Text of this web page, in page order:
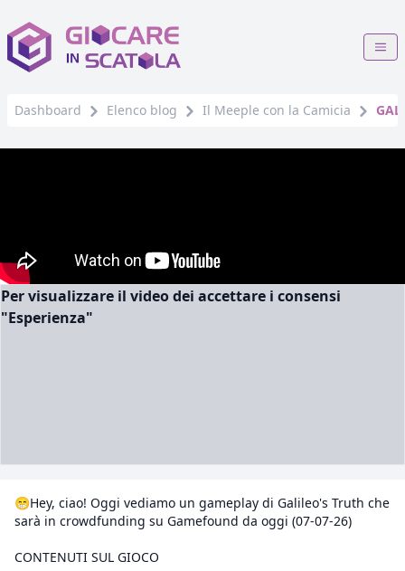
Dashboard Elenco blog Il Meeple con la Camicia
Per visualizzare il video dei accettare i consensi
"Esperienza"
😁Hey, ciao! Oggi vediamo un gameplay di Galileo's Truth che
sarà in crowdfunding su Gamefound da oggi (07-07-26)
CONTENUTI SUL GIOCO